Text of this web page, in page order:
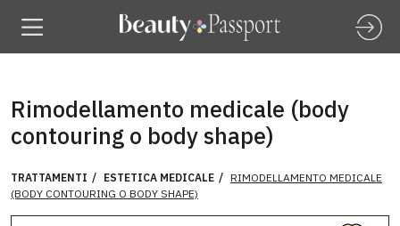
Rimodellamento medicale (body
contouring o body shape)
TRATTAMENTI ESTETICA MEDICALE
RIMODELLAMENTO MEDICALE
(BODY CONTOURING O BODY SHAPE)